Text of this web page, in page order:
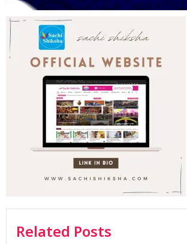
Related Posts